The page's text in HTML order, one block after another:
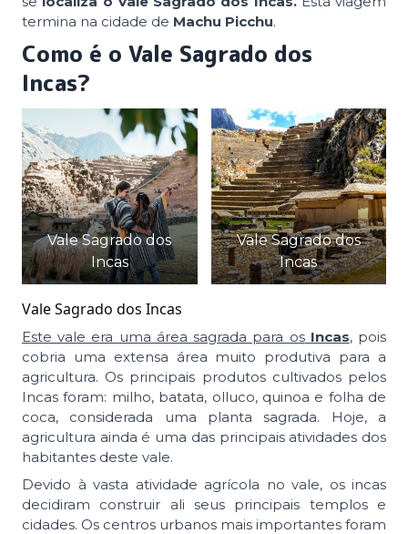
termina na cidade de Machu Picchu.
Como é o Vale Sagrado dos
Incas?
Vale Sagrado dos
Incas
Vale Sagrado dos
Incas
Vale Sagrado dos Incas
Este vale era uma área sagrada para osIncas, pois
cobria uma extensa área muito produtiva para a
agricultura. Os principais produtos cultivados pelos
Incas foram: milho, batata, olluco, quinoa e folha de
coca, considerada uma planta sagrada. Hoje, a
agricultura ainda é uma das principais atividades dos
habitantes deste vale.
Devido à vasta atividade agrícola no vale, os incas
decidiram construir ali seus principais templos e
cidades. Os centros urbanos mais importantes foram